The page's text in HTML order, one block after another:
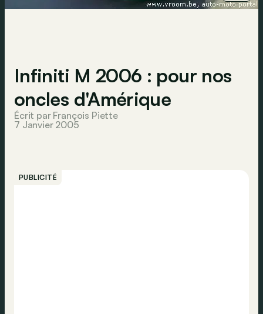
Infiniti M 2006 : pour nos
oncles d'Amérique
Écrit par François Piette
7 Janvier 2005
PUBLICITÉ